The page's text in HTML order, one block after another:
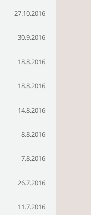
27.10.2016
30.9.2016
18.8.2016
18.8.2016
14.8.2016
8.8.2016
7.8.2016
26.7.2016
11.7.2016